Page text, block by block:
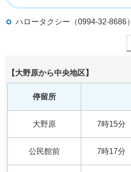
ハロータクシー（0994-32-8686）
【大野原から中央地区】
停留所
大野原 7時15分
公民館前 7時17分